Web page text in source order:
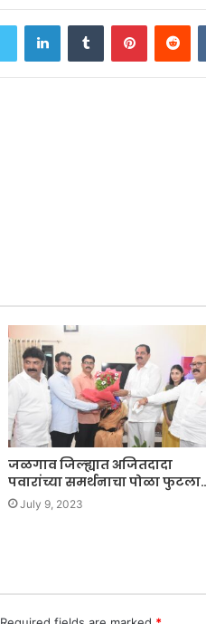
LinkedInTumblr Pinterest
जळगाव जिल्ह्यात अजितदादा
पवारांच्या समर्थनाचा पोळा
July 9, 2023